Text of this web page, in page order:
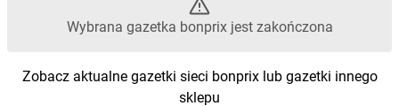
Wybrana gazetka bonprix jest zakończona
Zobacz aktualne gazetki sieci bonprix lub gazetki innego
sklepu